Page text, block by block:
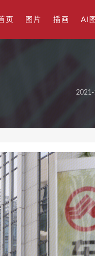
页 图片 插画 AI图